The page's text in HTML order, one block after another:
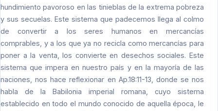
hundimiento pavoroso en las tinieblas de la extrema pobreza
y sus secuelas. Este sistema que padecemos llega al colmo
de convertir a los seres humanos en mercancías
comprables, y a los que ya no recicla como mercancías para
poner a la venta, los convierte en desechos sociales. Este
sistema que impera en nuestro país y en la mayoría de las
naciones, nos hace reflexionar en Ap.18:11-13, donde se nos
habla de la Babilonia imperial romana, cuyo sistema
establecido en todo el mundo conocido de aquella época, le